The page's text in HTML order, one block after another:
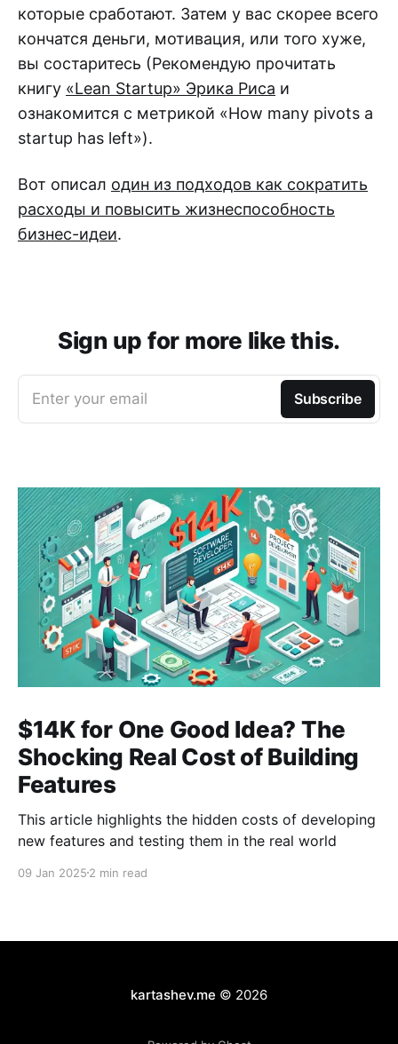
которые сработают. Затем у вас скорее всего
кончатся деньги, мотивация, или того хуже,
вы состаритесь (Рекомендую прочитать
книгу «Lean Startup» Эрика Риса и
ознакомится с метрикой «How many pivots a
startup has left»).
Вот описал один из подходов как сократить
расходы и повысить жизнеспособность
бизнес-идеи.
Sign up for more like this.
Enter your email Subscribe
$14K for One Good Idea? The
Shocking Real Cost of Building
Features
This article highlights the hidden costs of developing
new features and testing them in the real world
09 Jan 2025 2 min read
kartashev.me © 2026